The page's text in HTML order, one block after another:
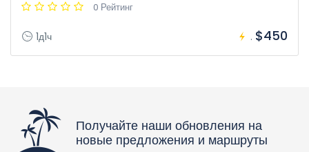
0 Рейтинг
1д1ч . $450
Получайте наши обновления на
новые предложения и маршруты